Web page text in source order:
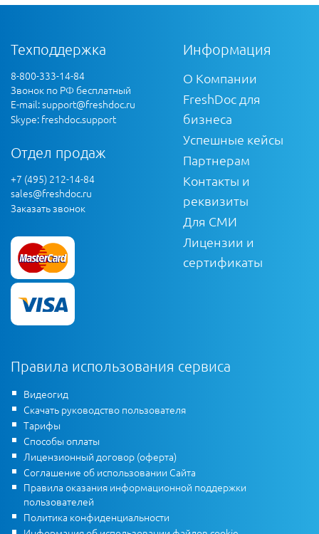
Техподдержка
8-800-333-14-84
Звонок по РФ бесплатный
E-mail:support@freshdoc.ru
Skype: freshdoc.support
Отдел продаж
+7 (495) 212-14-84
sales@freshdoc.ru
Заказать звонок
Информация
О Компании
FreshDoc для
бизнеса
Успешные кейсы
Партнерам
Контакты и
реквизиты
Для СМИ
Лицензии и
сертификаты
Правила использования сервиса
Видеогид
Скачать руководство пользователя
Тарифы
Способы оплаты
Лицензионный договор (оферта)
Соглашение об использовании Сайта
Правила оказания информационной поддержки
пользователей
Политика конфиденциальности